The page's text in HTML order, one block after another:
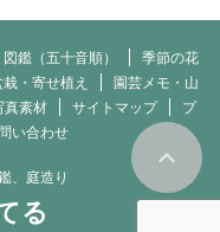
鑑（五十音順）
季節の花
・寄せ植え
園芸メモ・山
真素材 サイトマップ
プ
い合わせ
、庭造り
る